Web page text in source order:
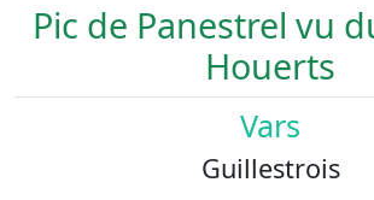
Pic de Panestrel vu
Houerts
Vars
Guillestrois